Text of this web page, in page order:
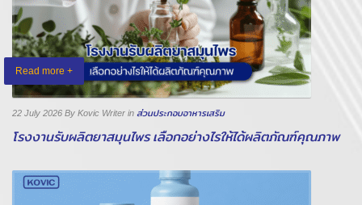
Read more +
22 July 2026By Kovic Writerinส่วนประกอบอาหารเสริม
โรงงานรับผลิตยาสมุนไพร เลือกอย่างไรให้ได้ผลิตภัณฑ์คุณภาพ